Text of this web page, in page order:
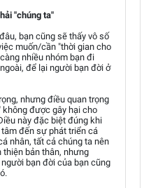
"chúng ta"
bạn cũng sẽ thấy vô số
muốn/cần "thời gian cho
nhiều nhóm bạn đi
để lại người bạn đời ở
nhưng điều quan trọng
không được gây hại cho
này đặc biệt đúng khi
đến sự phát triển cá
nhân, tất cả chúng ta nên
thiện bản thân, nhưng
bạn đời của bạn cũng